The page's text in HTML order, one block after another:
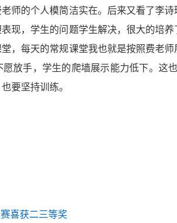
师的个人模简洁实在。后来又看了李
现，学生的问题学生解决，很大的培
，每天的常规课堂我也就是按照费老
放手，学生的爬墙展示能力低下。这
要坚持训练。
爱
喜获二三等奖